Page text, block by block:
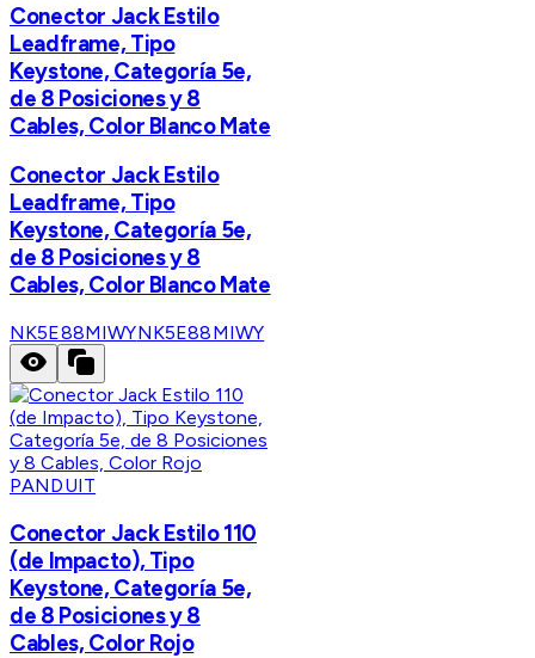
Conector Jack Estilo
Leadframe, Tipo
Keystone, Categoría 5e,
de 8 Posiciones y 8
Cables, Color Blanco Mate
Conector Jack Estilo
Leadframe, Tipo
Keystone, Categoría 5e,
de 8 Posiciones y 8
Cables, Color Blanco Mate
NK5E88MIWYNK5E88MIWY
PANDUIT
Conector Jack Estilo 110
(de Impacto), Tipo
Keystone, Categoría 5e,
de 8 Posiciones y 8
Cables, Color Rojo